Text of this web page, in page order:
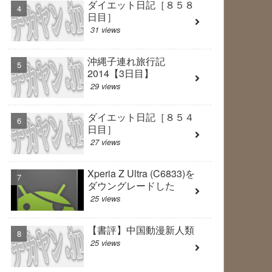
ダイエット日記［８５８
日目］
31 views
沖縄子連れ旅行記
2014【3日目】
29 views
ダイエット日記［８５４
日目］
27 views
Xperia Z Ultra (C6833)を
ダウングレードした
25 views
【書評】中国動漫新人類
25 views